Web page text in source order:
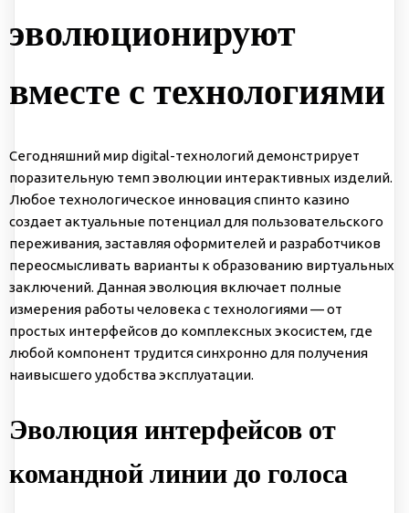
эволюционируют
вместе с технологиями
Сегодняшний мир digital-технологий демонстрирует
поразительную темп эволюции интерактивных изделий.
Любое технологическое инновация спинто казино
создает актуальные потенциал для пользовательского
переживания, заставляя оформителей и разработчиков
переосмысливать варианты к образованию виртуальных
заключений. Данная эволюция включает полные
измерения работы человека с технологиями — от
простых интерфейсов до комплексных экосистем, где
любой компонент трудится синхронно для получения
наивысшего удобства эксплуатации.
Эволюция интерфейсов от
командной линии до голоса